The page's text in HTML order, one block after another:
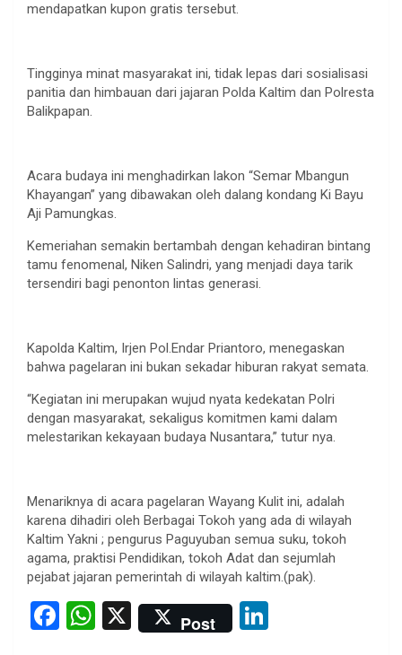
mendapatkan kupon gratis tersebut.
Tingginya minat masyarakat ini, tidak lepas dari sosialisasi
panitia dan himbauan dari jajaran Polda Kaltim dan Polresta
Balikpapan.
Acara budaya ini menghadirkan lakon “Semar Mbangun
Khayangan” yang dibawakan oleh dalang kondang Ki Bayu
Aji Pamungkas.
Kemeriahan semakin bertambah dengan kehadiran bintang
tamu fenomenal, Niken Salindri, yang menjadi daya tarik
tersendiri bagi penonton lintas generasi.
Kapolda Kaltim, Irjen Pol.Endar Priantoro, menegaskan
bahwa pagelaran ini bukan sekadar hiburan rakyat semata.
“Kegiatan ini merupakan wujud nyata kedekatan Polri
dengan masyarakat, sekaligus komitmen kami dalam
melestarikan kekayaan budaya Nusantara,” tutur nya.
Menariknya di acara pagelaran Wayang Kulit ini, adalah
karena dihadiri oleh Berbagai Tokoh yang ada di wilayah
Kaltim Yakni ; pengurus Paguyuban semua suku, tokoh
agama, praktisi Pendidikan, tokoh Adat dan sejumlah
pejabat jajaran pemerintah di wilayah kaltim.(pak).
F
W X Post